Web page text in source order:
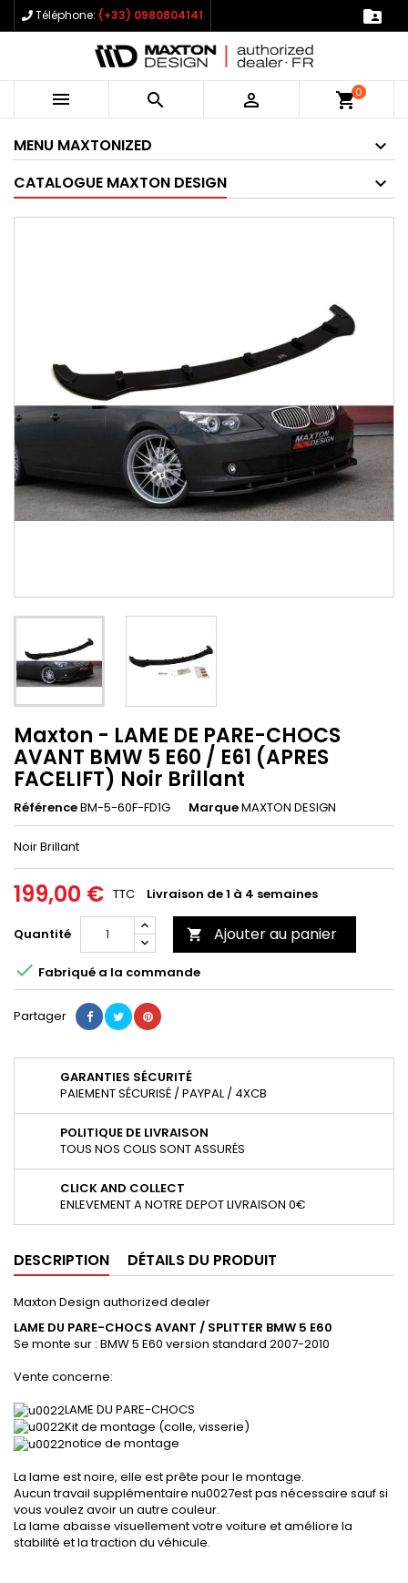
Téléphone: (+33) 0980804141 
   shopping_cart0
MENU MAXTONIZED
CATALOGUE MAXTON DESIGN
Maxton - LAME DE PARE-CHOCS
AVANT BMW 5 E60 / E61 (APRES
FACELIFT) Noir Brillant
RéférenceBM-5-60F-FD1G MarqueMAXTON DESIGN
Noir Brillant
199,00 € TTC Livraison de 1 à 4 semaines
Quantité  Ajouter au panier
 Fabriqué a la commande
Partager
GARANTIES SÉCURITÉ
PAIEMENT SÉCURISÉ / PAYPAL / 4XCB
POLITIQUE DE LIVRAISON
TOUS NOS COLIS SONT ASSURÉS
CLICK AND COLLECT
ENLEVEMENT A NOTRE DEPOT LIVRAISON 0€
DESCRIPTION DÉTAILS DU PRODUIT
Maxton Design authorized dealer
LAME DU PARE-CHOCS AVANT / SPLITTER BMW 5 E60
Se monte sur : BMW 5 E60 version standard 2007-2010
Vente concerne:
LAME DU PARE-CHOCS
Kit de montage (colle, visserie)
notice de montage
La lame est noire, elle est prête pour le montage.
Aucun travail supplémentaire nu0027est pas nécessaire sauf si
vous voulez avoir un autre couleur.
La lame abaisse visuellement votre voiture et améliore la
stabilité et la traction du véhicule.